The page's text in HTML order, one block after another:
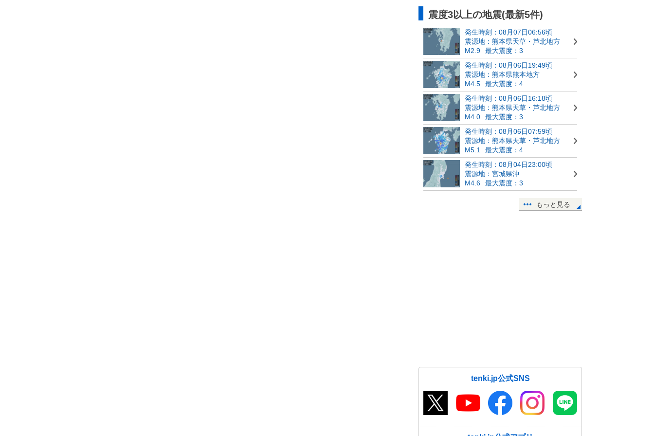
震度3以上の地震(最新5件)
発生時刻：08月07日06:56頃
震源地：熊本県天草・芦北地方
M2.9
最大震度：3
発生時刻：08月06日19:49頃
震源地：熊本県熊本地方
M4.5
最大震度：4
発生時刻：08月06日16:18頃
震源地：熊本県天草・芦北地方
M4.0
最大震度：3
発生時刻：08月06日07:59頃
震源地：熊本県天草・芦北地方
M5.1
最大震度：4
発生時刻：08月04日23:00頃
震源地：宮城県沖
M4.6
最大震度：3
もっと見る
tenki.jp公式SNS